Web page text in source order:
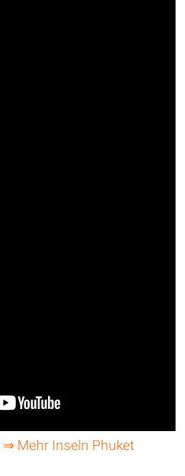
⇒ Mehr Inseln Phuket